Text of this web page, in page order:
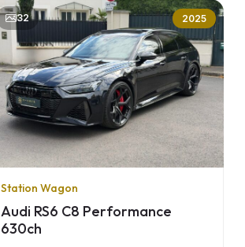
32 2025
Station Wagon
Audi RS6 C8 Performance
630ch